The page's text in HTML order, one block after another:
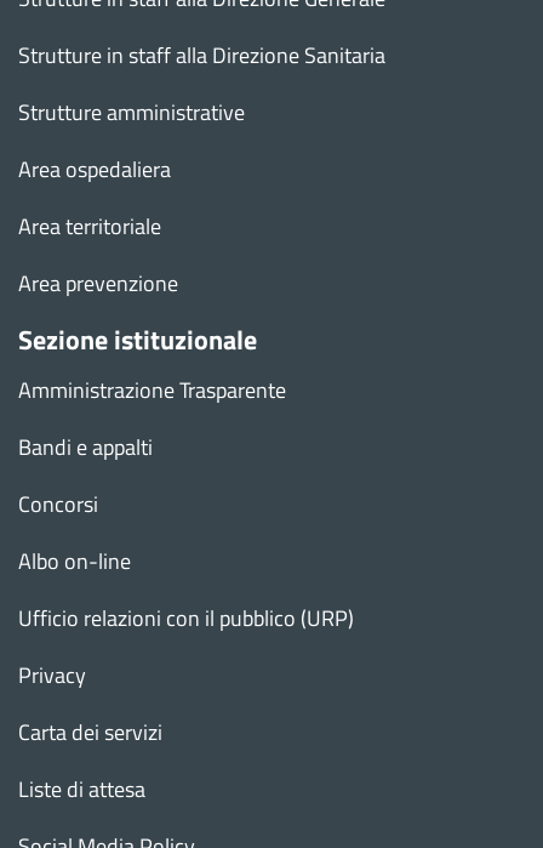
Strutture in staff alla Direzione Sanitaria
Strutture amministrative
Area ospedaliera
Area territoriale
Area prevenzione
Sezione istituzionale
Amministrazione Trasparente
Bandi e appalti
Concorsi
Albo on-line
Ufficio relazioni con il pubblico (URP)
Privacy
Carta dei servizi
Liste di attesa